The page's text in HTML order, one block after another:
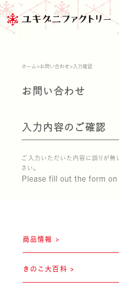
商品情報
ブランド紹介
ホーム >お問い合わせ > 入力確認
お問い合わせ
入力内容のご確認
ご入力いただいた内容に誤りが無
さい。
Please fill out the form on
商品情報 >
きのこ大百科 >